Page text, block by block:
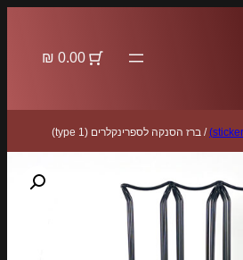
0.00 ₪
/ ברז הסנקה לספרינקלרים (type 1)